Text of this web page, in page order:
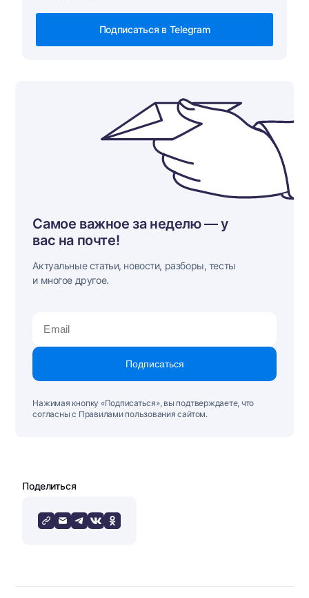
Подписаться в Telegram
Самое важное за неделю — у
вас на почте!
Актуальные статьи, новости, разборы, тесты
и многое другое.
Подписаться
Нажимая кнопку «Подписаться», вы подтверждаете, что
согласны с Правилами пользования сайтом.
Поделиться